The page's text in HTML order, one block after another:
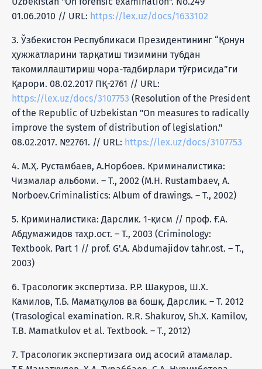
01.06.2010 // URL: https://lex.uz/docs/1633102
3. Ўзбекистон Республикаси Президентининг “Қонун
ҳужжатларини тарқатиш тизимини тубдан
такомиллаштириш чора-тадбирлари тўғрисида”ги
Қарори. 08.02.2017 ПҚ-2761 // URL:
https://lex.uz/docs/3107753 (Resolution of the President
of the Republic of Uzbekistan "On measures to radically
improve the system of distribution of legislation."
08.02.2017. №2761. // URL: https://lex.uz/docs/3107753
4. М.Ҳ. Рустамбаев, А.Норбоев. Криминалистика:
Чизмалар альбоми. – Т., 2002 (M.H. Rustambaev, A.
Norboev.Criminalistics: Album of drawings. – T., 2002)
5. Криминалистика: Дарслик. 1-қисм // проф. Ғ.А.
Абдумажидов таҳр.ост. – Т., 2003 (Criminology:
Textbook. Part 1 // prof. G'.A. Abdumajidov tahr.ost. – T.,
2003)
6. Трасологик экспертиза. Р.Р. Шакуров, Ш.Х.
Камилов, Т.Б. Маматқулов ва бошқ. Дарслик. – Т. 2012
(Trasological examination. R.R. Shakurov, Sh.X. Kamilov,
T.B. Mamatkulov et al. Textbook. – T., 2012)
7. Трасологик экспертизага оид асосий атамалар.